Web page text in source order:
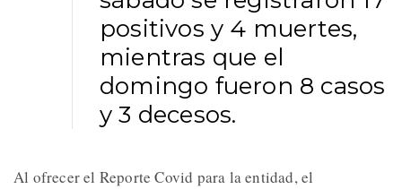
positivos y 4 muertes,
mientras que el
domingo fueron 8 casos
y 3 decesos.
Al ofrecer el Reporte Covid para la entidad, el